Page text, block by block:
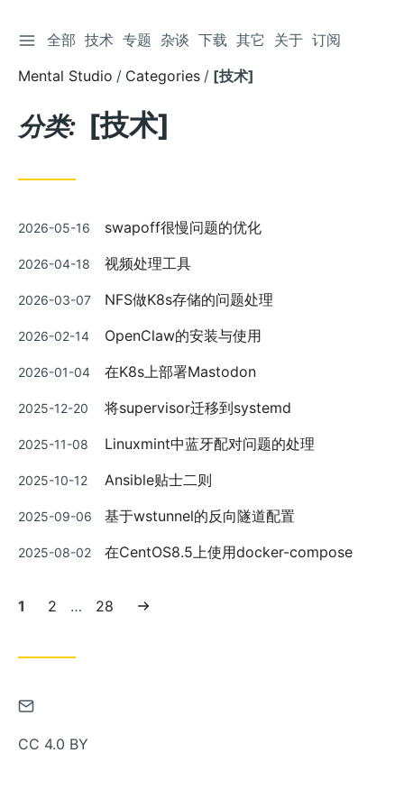
跳
到
章
切换侧边栏
全部 技术 专题 杂谈 下载 其它 关于 订阅
Mental Studio
Categories [技术]
分类: [技术]
发
2026-05-16 swapoff很慢问题的优化
发
2026-04-18 视频处理工具
发
2026-03-07 NFS做K8s存储的问题处理
发
2026-02-14 OpenClaw的安装与使用
发
2026-01-04 在K8s上部署Mastodon
发
2025-12-20 将supervisor迁移到systemd
发
2025-11-08 Linuxmint中蓝牙配对问题的处理
发
2025-10-12 Ansible贴士二则
发
2025-09-06 基于wstunnel的反向隧道配置
发
2025-08-02 在CentOS8.5上使用docker-compose
当
1
页
2 …
页
28
下
通
邮
CC 4.0 BY